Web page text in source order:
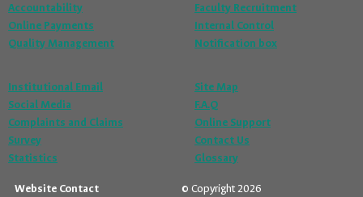
Accountability
Online Payments
Quality Management
Faculty Recruitment
Internal Control
Notification box
Institutional Email
Social Media
Complaints and Claims
Survey
Statistics
Site Map
F.A.Q
Online Support
Contact Us
Glossary
Website Contact
© Copyright 2026